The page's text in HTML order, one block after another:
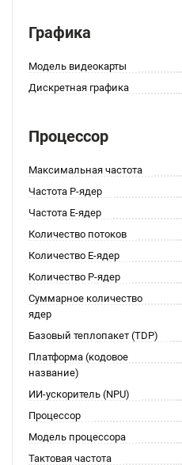
Графика
Модель видеокарты
Дискретная графика
Процессор
Максимальная частота
Частота P-ядер
Частота E-ядер
Количество потоков
Количество E-ядер
Количество P-ядер
Суммарное количество
ядер
Базовый теплопакет (TDP)
Платформа (кодовое
название)
ИИ-ускоритель (NPU)
Процессор
Модель процессора
Тактовая частота